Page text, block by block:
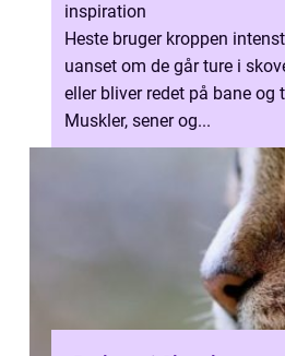
inspiration
Heste bruger kroppen
uanset om de går ture i
eller bliver redet på bane og
Muskler, sener og...